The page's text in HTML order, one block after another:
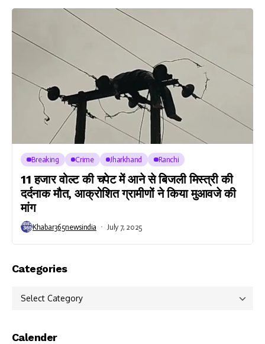
Breaking Crime Jharkhand Ranchi
11 हजार वोल्ट की चपेट में आने से बिजली मिस्त्री की
दर्दनाक मौत, आक्रोशित ग्रामीणों ने किया मुआवजे की
मांग
Khabar365newsindia July 7, 2025
Categories
Categories
Calender